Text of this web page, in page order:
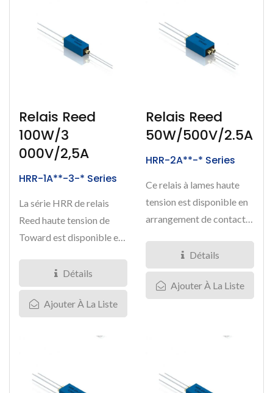
Relais Reed
100W/3
000V/2,5A
HRR-1A**-3-* Series
La série HRR de relais
Reed haute tension de
Toward est disponible en
Détails
Ajouter À La Liste
Relais Reed
50W/500V/2.5A
HRR-2A**-* Series
Ce relais à lames haute
tension est disponible en
arrangement de contact
Détails
Ajouter À La Liste